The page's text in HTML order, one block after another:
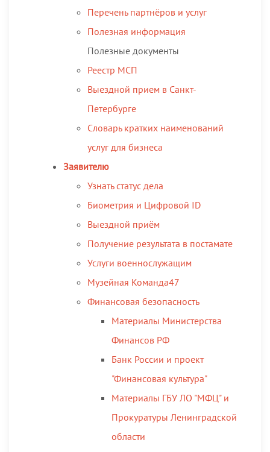
Перечень партнёров и услуг
Полезная информация
Полезные документы
Реестр МСП
Выездной прием в Санкт-
Петербурге
Словарь кратких наименований
услуг для бизнеса
Заявителю
Узнать статус дела
Биометрия и Цифровой ID
Выездной приём
Получение результата в постамате
Услуги военнослужащим
Музейная Команда47
Финансовая безопасность
Материалы Министерства
Финансов РФ
Банк России и проект
"Финансовая культура"
Материалы ГБУ ЛО "МФЦ" и
Прокуратуры Ленинградской
области